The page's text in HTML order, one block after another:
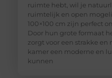
ruimte hebt, wil je
ruimtelijk en open
100×100 cm zijn perfect
Door hun grote formaat
zorgt voor een strakke en
kamer een moderne en
kunnen